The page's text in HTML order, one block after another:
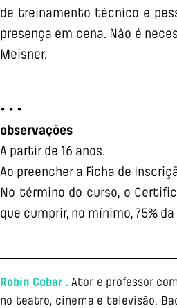
de treinamento técnico e
presença em cena. Não é
Meisner.
• • •
observações
A partir de 16 anos.
Ao preencher a Ficha de
No término do curso, o
que cumprir, no mínimo, 75%
Robin Cobar .Ator e professor
no teatro, cinema e televisão.